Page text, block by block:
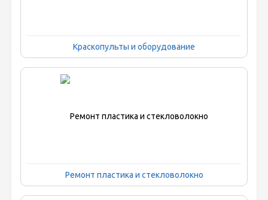
Краскопульты и оборудование
Ремонт пластика и стекловолокно